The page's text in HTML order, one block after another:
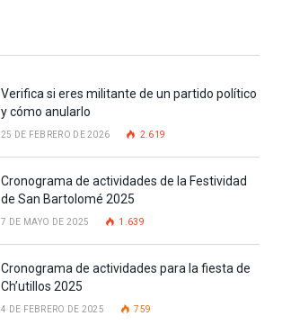
Verifica si eres militante de un partido político
y cómo anularlo
25 DE FEBRERO DE 2026 2.619
Cronograma de actividades de la Festividad
de San Bartolomé 2025
7 DE MAYO DE 2025 1.639
Cronograma de actividades para la fiesta de
Ch’utillos 2025
4 DE FEBRERO DE 2025 759